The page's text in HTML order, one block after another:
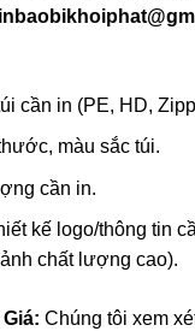
cần in (PE, HD,
màu sắc túi.
cần in.
kế logo/thông tin
chất lượng cao).
Chúng tôi xem